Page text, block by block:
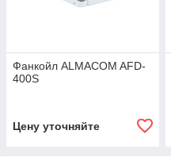
Фанкойл ALMACOM AFD-
400S
Цену уточняйте